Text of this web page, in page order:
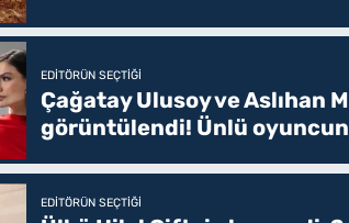
EDITÖRÜN SEÇTIĞI
Çağatay Ulusoy ve Aslıhan
görüntülendi! Ünlü
EDITÖRÜN SEÇTIĞI